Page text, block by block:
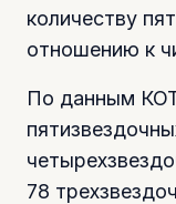
количеству
отношению к
По данным
78